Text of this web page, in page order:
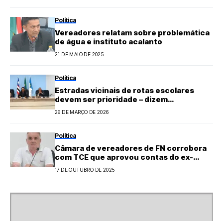
Política
Vereadores relatam sobre problemática
de água e instituto acalanto
21 DE MAIO DE 2025
Política
Estradas vicinais de rotas escolares
devem ser prioridade – dizem
vereadores
29 DE MARÇO DE 2026
Política
Câmara de vereadores de FN corrobora
com TCE que aprovou contas do ex-
prefeito Luiz Natan
17 DE OUTUBRO DE 2025